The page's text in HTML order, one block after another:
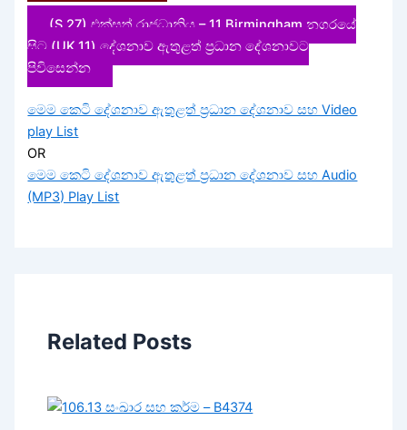
(S.27) එක්සත් රාජධානිය – 11 Birmingham නගරයේ
සිට (UK.11) දේශනාව ඇතුළත් ප්‍රධාන දේශනාවට
පිවිසෙන්න
මෙම කෙටි දේශනාව ඇතුළත් ප්‍රධාන දේශනාව සහ Video
play List
OR
මෙම කෙටි දේශනාව ඇතුළත් ප්‍රධාන දේශනාව සහ Audio
(MP3) Play List
Related Posts